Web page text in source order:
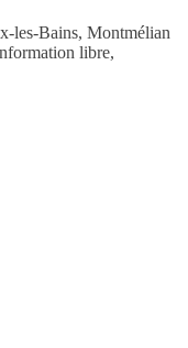
les-Bains, Montmélian
libre,